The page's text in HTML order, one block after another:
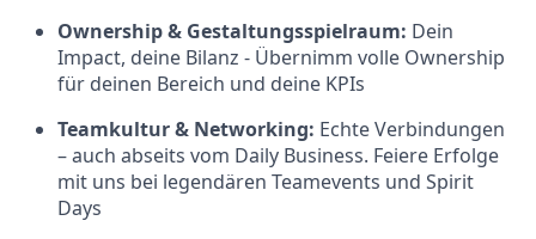
Ownership & Gestaltungsspielraum: Dein
Impact, deine Bilanz - Übernimm volle Ownership
für deinen Bereich und deine KPIs
Teamkultur & Networking: Echte Verbindungen
– auch abseits vom Daily Business. Feiere Erfolge
mit uns bei legendären Teamevents und Spirit
Days